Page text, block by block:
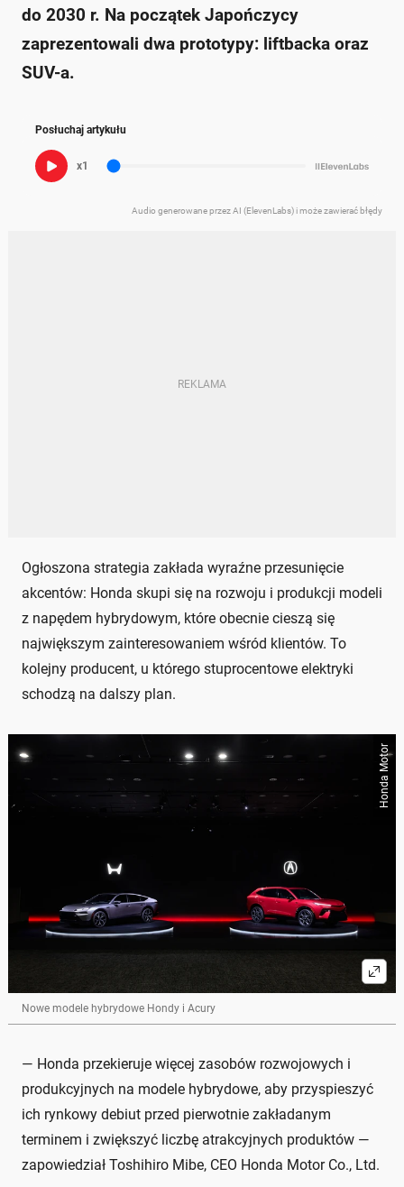
do 2030 r. Na początek Japończycy
zaprezentowali dwa prototypy: liftbacka oraz
SUV-a.
Posłuchaj artykułu
x1
Audio generowane przez AI (ElevenLabs) i może zawierać błędy
Ogłoszona strategia zakłada wyraźne przesunięcie
akcentów: Honda skupi się na rozwoju i produkcji modeli
z napędem hybrydowym, które obecnie cieszą się
największym zainteresowaniem wśród klientów. To
kolejny producent, u którego stuprocentowe elektryki
schodzą na dalszy plan.
Honda Motor
Nowe modele hybrydowe Hondy i Acury
— Honda przekieruje więcej zasobów rozwojowych i
produkcyjnych na modele hybrydowe, aby przyspieszyć
ich rynkowy debiut przed pierwotnie zakładanym
terminem i zwiększyć liczbę atrakcyjnych produktów —
zapowiedział Toshihiro Mibe, CEO Honda Motor Co., Ltd.